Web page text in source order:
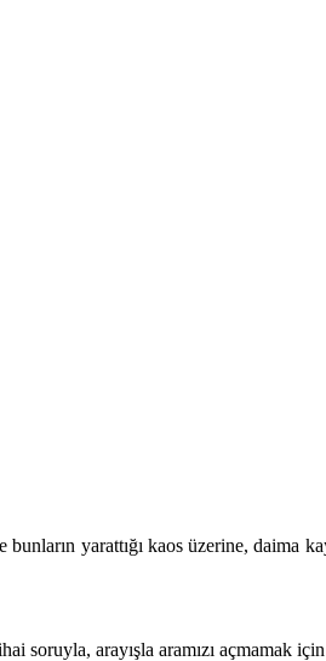
yarattığı kaos üzerine, daima
soruyla, arayışla aramızı açmamak